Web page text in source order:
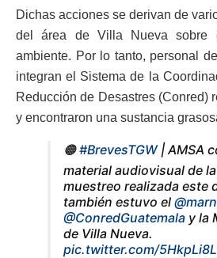
Dichas acciones se derivan de
del área de Villa Nueva sobre
ambiente. Por lo tanto, personal
integran el Sistema de la
Reducción de Desastres (Conred)
y encontraron una sustancia
🟠#BrevesTGW| AMSA
material audiovisual de
muestreo realizada este
también estuvo el
@ConredGuatemala y la
de Villa Nueva.
pic.twitter.com/